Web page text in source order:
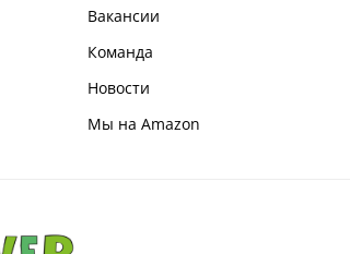
Вакансии
Команда
Новости
Мы на Amazon